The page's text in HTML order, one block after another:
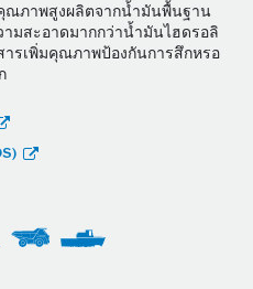
ณภาพสูงผลิตจากน้ำมันพื้นฐาน
มสะอาดมากกว่าน้ำมันไฮดรอลิ
รเพิ่มคุณภาพป้องกันการสึกหรอ